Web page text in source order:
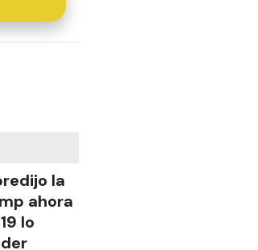
la
ahora
lo